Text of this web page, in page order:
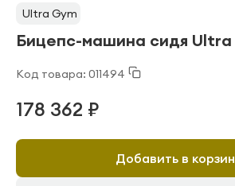
Ultra Gym
Бицепс-машина сидя Ultra
Код товара: 011494
178 362 ₽
Добавить в